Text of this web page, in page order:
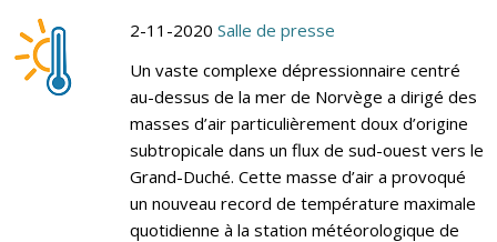
2-11-2020 Salle de presse
Un vaste complexe dépressionnaire centré
au-dessus de la mer de Norvège a dirigé des
masses d’air particulièrement doux d’origine
subtropicale dans un flux de sud-ouest vers le
Grand-Duché. Cette masse d’air a provoqué
un nouveau record de température maximale
quotidienne à la station météorologique de